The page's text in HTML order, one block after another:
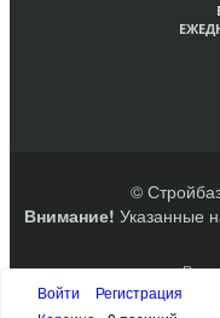
©
Внимание! Указанные
Создание
Войти
Регистрация